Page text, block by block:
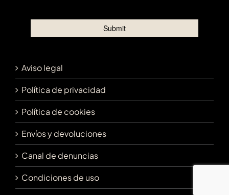
Aviso legal
Política de privacidad
Política de cookies
Envíos y devoluciones
Canal de denuncias
Condiciones de uso